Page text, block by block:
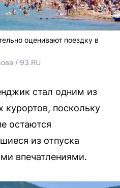
оценивают поездку в
/ 93.RU
стал одним из
поскольку
остаются
из отпуска
впечатлениями.